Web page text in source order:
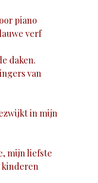
piano
verf
daken.
van
in mijn
mijn liefste
kinderen